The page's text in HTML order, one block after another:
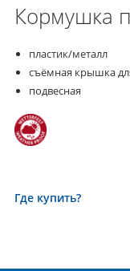
Кормушка
пластик/металл
съёмная крышка
подвесная
Где купить?